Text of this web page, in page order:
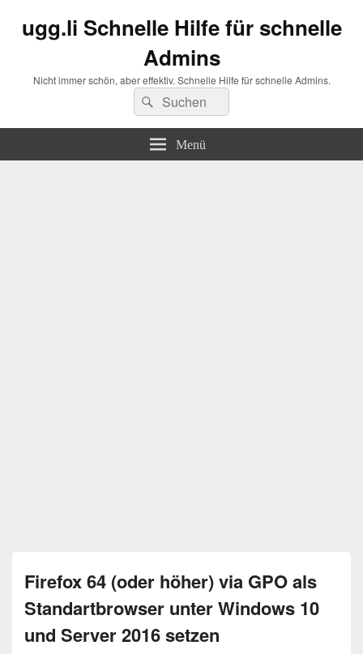
ugg.li Schnelle Hilfe für schnelle
Admins
Nicht immer schön, aber effektiv. Schnelle Hilfe für schnelle Admins.
Suchen
nach:
Suchen
Menü
Firefox 64 (oder höher) via GPO als
Standartbrowser unter Windows 10
und Server 2016 setzen